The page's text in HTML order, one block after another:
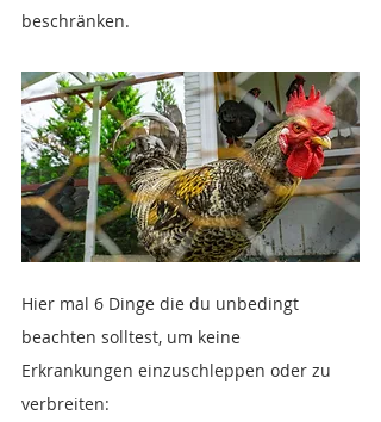
beschränken.
Hier mal 6 Dinge die du unbedingt
beachten solltest, um keine
Erkrankungen einzuschleppen oder zu
verbreiten: